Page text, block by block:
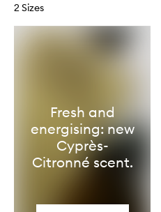
2 Sizes
Fresh and
energising: new
Cyprès-
Citronné scent.